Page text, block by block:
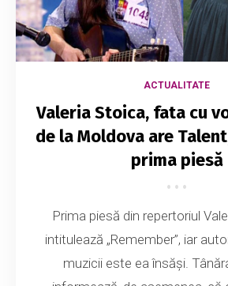
ACTUALITATE
Valeria Stoica, fata cu
de la Moldova are
prima piesă
Prima piesă din repertoriul
intitulează „Remember”, iar
muzicii este ea însăși.